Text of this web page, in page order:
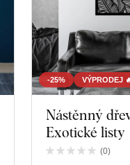
-25% VÝPRODEJ
Nástěnný
Exotické listy
(0)